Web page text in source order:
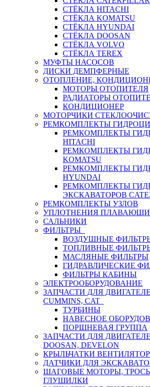
СТЁКЛА HITACHI
СТЁКЛА KOMATSU
СТЁКЛА HYUNDAI
СТЁКЛА DOOSAN
СТЁКЛА VOLVO
СТЁКЛА TEREX
МУФТЫ НАСОСОВ
ДИСКИ ДЕМПФЕРНЫЕ
ОТОПЛЕНИЕ,
МОТОРЫ ОТОПИТЕЛЯ
РАДИАТОРЫ
КОНДИЦИОНЕР
МОТОРЧИКИ
РЕМКОМПЛЕКТЫ
РЕМКОМПЛЕКТЫ
HITACHI
РЕМКОМПЛЕКТЫ
KOMATSU
РЕМКОМПЛЕКТЫ
HYUNDAI
РЕМКОМПЛЕКТЫ
ЭКСКАВАТОРОВ
РЕМКОМПЛЕКТЫ УЗЛОВ
УПЛОТНЕНИЯ
САЛЬНИКИ
ФИЛЬТРЫ
ВОЗДУШНЫЕ
ТОПЛИВНЫЕ
МАСЛЯНЫЕ ФИЛЬТРЫ
ГИДРАВЛИЧЕСКИЕ
ФИЛЬТРЫ КАБИНЫ
ЭЛЕКТРООБОРУДОВАНИЕ
ЗАПЧАСТИ ДЛЯ
CUMMINS, CAT
ТУРБИНЫ
НАВЕСНОЕ
ПОРШНЕВАЯ ГРУППА
ЗАПЧАСТИ ДЛЯ
DOOSAN, DEVELON
КРЫЛЬЧАТКИ
ДАТЧИКИ ДЛЯ
ШАГОВЫЕ МОТОРЫ, ТРОСЫ
ГЛУШИЛКИ